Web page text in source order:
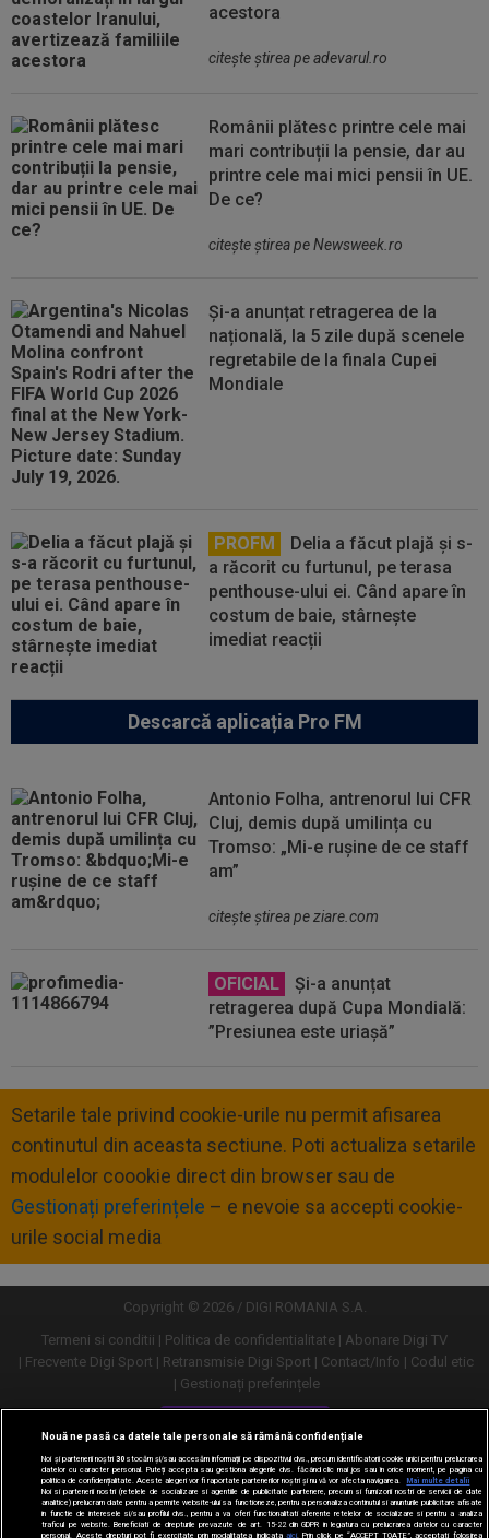
acestora
citeşte ştirea pe adevarul.ro
Românii plătesc printre cele mai
mari contribuții la pensie, dar au
printre cele mai mici pensii în UE.
De ce?
citeşte ştirea pe Newsweek.ro
Și-a anunțat retragerea de la
națională, la 5 zile după scenele
regretabile de la finala Cupei
Mondiale
PROFM
Delia a făcut plajă și s-
a răcorit cu furtunul, pe terasa
penthouse-ului ei. Când apare în
costum de baie, stârnește
imediat reacții
Descarcă aplicația Pro FM
Antonio Folha, antrenorul lui CFR
Cluj, demis după umilința cu
Tromso: „Mi-e rușine de ce staff
am”
citeşte ştirea pe ziare.com
OFICIAL
Și-a anunțat
retragerea după Cupa Mondială:
”Presiunea este uriașă”
Setarile tale privind cookie-urile nu permit afisarea
continutul din aceasta sectiune. Poti actualiza setarile
modulelor coookie direct din browser sau de
Gestionați preferințele – e nevoie sa accepti cookie-
urile social media
Copyright © 2026 / DIGI ROMANIA S.A.
Termeni si conditii
Politica de confidentialitate
Abonare Digi TV
Frecvente Digi Sport
Retransmisie Digi Sport Contact/Info
Codul etic
Gestionați preferințele
Versiune desktop
Nouă ne pasă ca datele tale personale să rămână confidențiale
Noi și partenerii noștri30stocăm și/sau accesăm informații pe dispozitivul dvs., precum identificatorii cookie unici pentru prelucrarea
datelor cu caracter personal. Puteți accepta sau gestiona alegerile dvs. făcând clic mai jos sau în orice moment, pe pagina cu
politica de confidențialitate. Aceste alegeri vor fi raportate partenerilor noștri și nu vă vor afecta navigarea.
Mai multe detalii
Noi si partenerii nostri (retelele de socializare si agentiile de publicitate partenere, precum si furnizorii nostri de servicii de date
analitice) prelucram date pentru a permite website-ului sa functioneze, pentru a personaliza continutul si anunturile publicitare afisate
in functie de interesele si/sau profilul dvs., pentru a va oferi functionalitati aferente retelelor de socializare si pentru a analiza
traficul pe website. Beneficiati de drepturile prevazute de art. 15-22 din GDPR in legatura cu prelucrarea datelor cu caracter
personal. Aceste drepturi pot fi exercitate prin modalitatea indicata aici. Prin click pe “ACCEPT TOATE”, acceptati folosirea